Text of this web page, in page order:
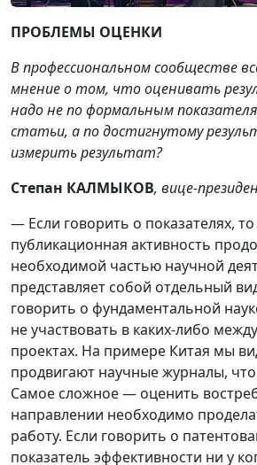
ПРОБЛЕМЫ ОЦЕНКИ
В профессиональном сообществе
мнение о том, что оценивать
надо не по формальным
статьи, а по достигнутому
измерить результат?
Степан КАЛМЫКОВ, вице-
— Если говорить о показателях,
публикационная активность
необходимой частью научной
представляет собой отдельный
говорить о фундаментальной
не участвовать в каких-либо
проектах. На примере Китая мы
продвигают научные журналы,
Самое сложное — оценить
направлении необходимо
работу. Если говорить о
показатель эффективности ни у